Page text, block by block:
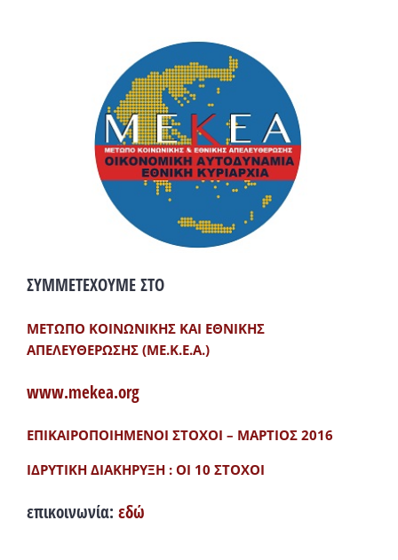
ΣΥΜΜΕΤΕΧΟΥΜΕ ΣΤΟ
ΜΕΤΩΠΟ ΚΟΙΝΩΝΙΚΗΣ ΚΑΙ ΕΘΝΙΚΗΣ
ΑΠΕΛΕΥΘΕΡΩΣΗΣ (ΜΕ.Κ.Ε.Α.)
www.mekea.org
ΕΠΙΚΑΙΡΟΠΟΙΗΜΕΝΟΙ ΣΤΟΧΟΙ – ΜΑΡΤΙΟΣ 2016
ΙΔΡΥΤΙΚΗ ΔΙΑΚΗΡΥΞΗ : ΟΙ 10 ΣΤΟΧΟΙ
επικοινωνία: εδώ